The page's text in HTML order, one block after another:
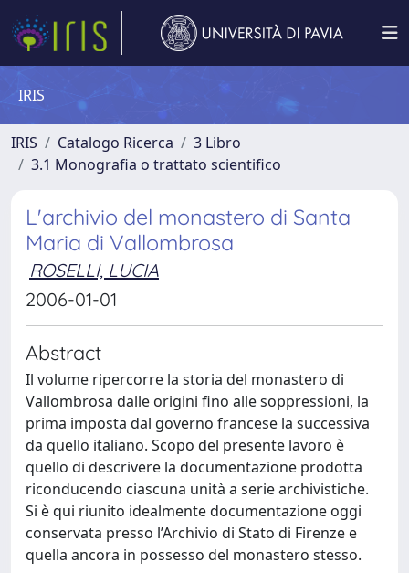
IRIS
IRIS Catalogo Ricerca
3 Libro
3.1 Monografia o trattato scientifico
L'archivio del monastero di Santa
Maria di Vallombrosa
ROSELLI, LUCIA
2006-01-01
Abstract
Il volume ripercorre la storia del monastero di
Vallombrosa dalle origini fino alle soppressioni, la
prima imposta dal governo francese la successiva
da quello italiano. Scopo del presente lavoro è
quello di descrivere la documentazione prodotta
riconducendo ciascuna unità a serie archivistiche.
Si è qui riunito idealmente documentazione oggi
conservata presso l’Archivio di Stato di Firenze e
quella ancora in possesso del monastero stesso.